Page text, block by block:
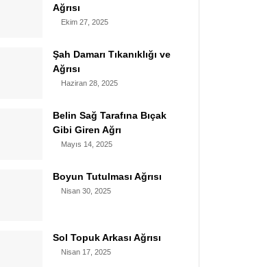
Ağrısı
Ekim 27, 2025
Şah Damarı Tıkanıklığı ve
Ağrısı
Haziran 28, 2025
Belin Sağ Tarafına Bıçak
Gibi Giren Ağrı
Mayıs 14, 2025
Boyun Tutulması Ağrısı
Nisan 30, 2025
Sol Topuk Arkası Ağrısı
Nisan 17, 2025